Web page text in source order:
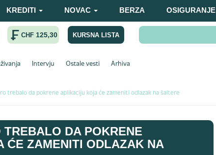
KREDITI NOVAC BERZA OSIGURANJE
CHF 125,30 KURSNA LISTA
Intervju Ostale vesti Arhiva
trebalo da pokrene aplikaciju koja će zameniti odlazak na šaltere
DA POKRENE
ĆE ZAMENITI ODLAZAK NA